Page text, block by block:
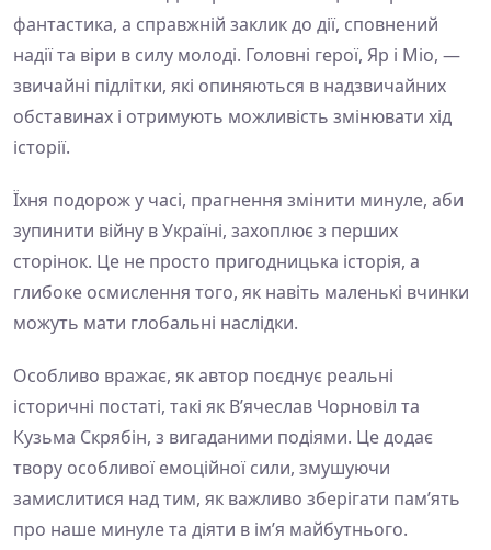
фантастика, а справжній заклик до дії, сповнений
надії та віри в силу молоді. Головні герої, Яр і Міо, —
звичайні підлітки, які опиняються в надзвичайних
обставинах і отримують можливість змінювати хід
історії.
Їхня подорож у часі, прагнення змінити минуле, аби
зупинити війну в Україні, захоплює з перших
сторінок. Це не просто пригодницька історія, а
глибоке осмислення того, як навіть маленькі вчинки
можуть мати глобальні наслідки.
Особливо вражає, як автор поєднує реальні
історичні постаті, такі як В’ячеслав Чорновіл та
Кузьма Скрябін, з вигаданими подіями. Це додає
твору особливої емоційної сили, змушуючи
замислитися над тим, як важливо зберігати пам’ять
про наше минуле та діяти в ім’я майбутнього.